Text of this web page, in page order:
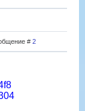
# 2